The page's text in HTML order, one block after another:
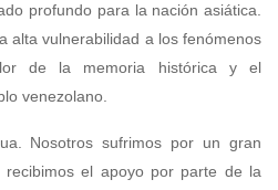
profundo para la nación asiática.
alta vulnerabilidad a los fenómenos
de la memoria histórica y el
venezolano.
Nosotros sufrimos por un gran
el apoyo por parte de la